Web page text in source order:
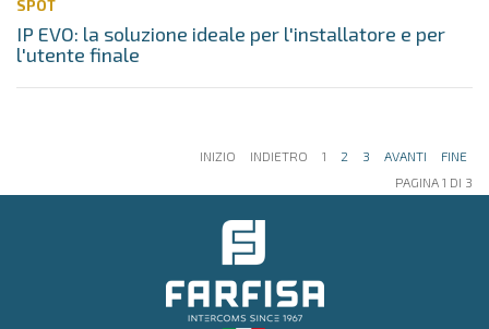
SPOT
IP EVO: la soluzione ideale per l'installatore e per
l'utente finale
INIZIO INDIETRO 1 2 3 AVANTI
FINE
PAGINA 1 DI 3